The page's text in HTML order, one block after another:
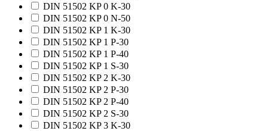
DIN 51502 KP 0 K-30
DIN 51502 KP 0 N-50
DIN 51502 KP 1 K-30
DIN 51502 KP 1 P-30
DIN 51502 KP 1 P-40
DIN 51502 KP 1 S-30
DIN 51502 KP 2 K-30
DIN 51502 KP 2 P-30
DIN 51502 KP 2 P-40
DIN 51502 KP 2 S-30
DIN 51502 KP 3 K-30